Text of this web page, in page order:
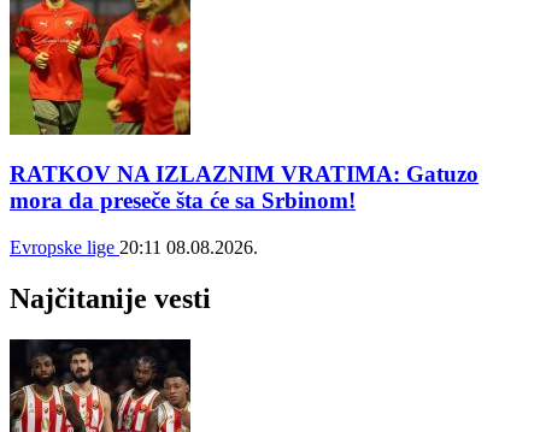
RATKOV NA IZLAZNIM VRATIMA: Gatuzo
mora da preseče šta će sa Srbinom!
Evropske lige 20:11 08.08.2026.
Najčitanije vesti